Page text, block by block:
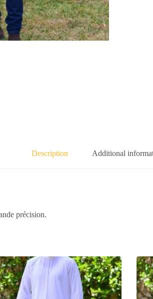
Description Additional
précision.